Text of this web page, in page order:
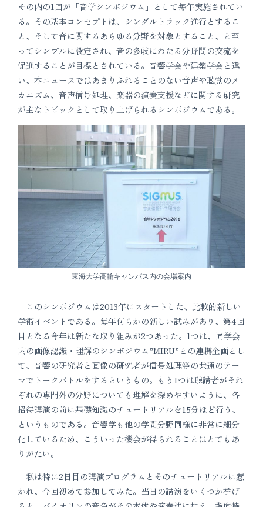
その内の1回が「音学シンポジウム」として毎年実施されてい
る。その基本コンセプトは、シングルトラック進行とするこ
と、そして音に関するあらゆる分野を対象とすること、と至
ってシンプルに設定され、音の多岐にわたる分野間の交流を
促進することが目標とされている。音響学会や建築学会と違
い、本ニュースではあまりふれることのない音声や聴覚のメ
カニズム、音声信号処理、楽器の演奏支援などに関する研究
が主なトピックとして取り上げられるシンポジウムである。
東海大学高輪キャンパス内の会場案内
このシンポジウムは2013年にスタートした、比較的新しい
学術イベントである。毎年何らかの新しい試みがあり、第4回
目となる今年は新たな取り組みが2つあった。1つは、同学会
内の画像認識・理解のシンポジウム”MIRU”との連携企画とし
て、音響の研究者と画像の研究者が信号処理等の共通のテー
マでトークバトルをするというもの。もう1つは聴講者がそれ
ぞれの専門外の分野についても理解を深めやすいように、各
招待講演の前に基礎知識のチュートリアルを15分ほど行う、
というものである。音響学も他の学問分野同様に非常に細分
化しているため、こういった機会が得られることはとてもあ
りがたい。
私は特に2日目の講演プログラムとそのチュートリアルに惹
かれ、今回初めて参加してみた。当日の講演をいくつか挙げ